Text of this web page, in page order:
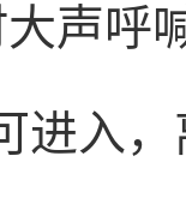
声呼
进入